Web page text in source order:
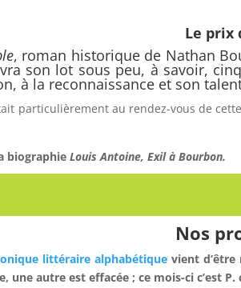
Le prix
, roman historique de Nathan
son lot sous peu, à savoir,
à la reconnaissance et son
particulièrement au rendez-vous de
biographieLouis Antoine, Exil à Bourbon.
Nos
littéraire alphabétique vient d’être
une autre est effacée ; ce mois-ci c’est P.